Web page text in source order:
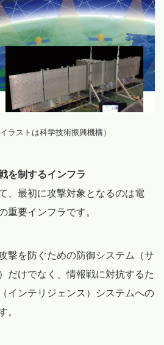
ラストは科学技術振興機構）
を制するインフラ
、最初に攻撃対象となるのは電
重要インフラです。
撃を防ぐための防御システム（サ
だけでなく、情報戦に対抗するた
インテリジェンス）システムへの
。